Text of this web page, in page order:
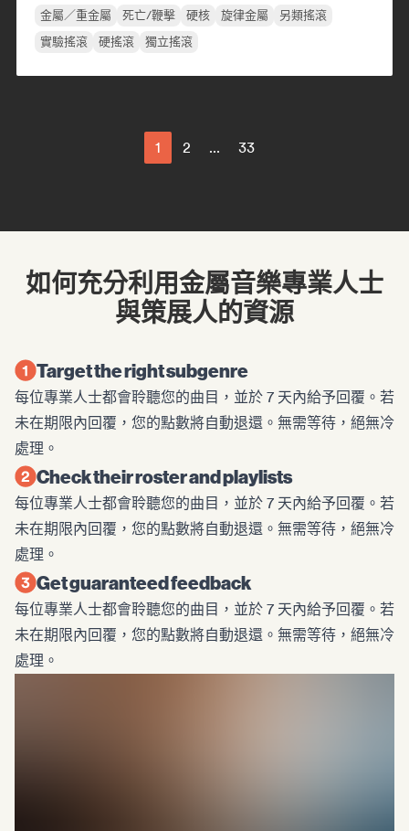
金屬／重金屬 死亡/鞭擊 硬核 旋律金屬
另類搖滾
實驗搖滾
硬搖滾 獨立搖滾
1 2 ... 33
如何充分利用金屬音樂專業人士
與策展人的資源
Target the right subgenre
每位專業人士都會聆聽您的曲目，並於 7 天內給予回覆。若
未在期限內回覆，您的點數將自動退還。無需等待，絕無冷
處理。
Check their roster and playlists
每位專業人士都會聆聽您的曲目，並於 7 天內給予回覆。若
未在期限內回覆，您的點數將自動退還。無需等待，絕無冷
處理。
Get guaranteed feedback
每位專業人士都會聆聽您的曲目，並於 7 天內給予回覆。若
未在期限內回覆，您的點數將自動退還。無需等待，絕無冷
處理。